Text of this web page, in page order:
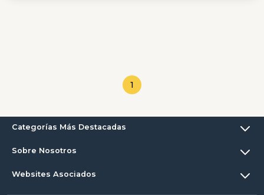
1
Categorías Más Destacadas
Sobre Nosotros
Websites Asociados